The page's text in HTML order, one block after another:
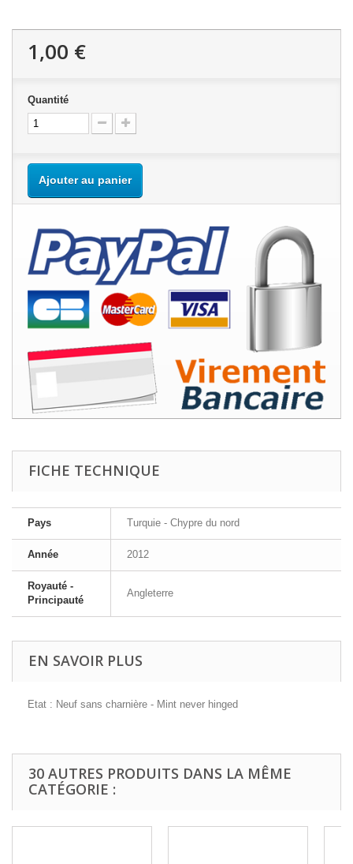
1,00 €
Quantité
Ajouter au panier
FICHE TECHNIQUE
Pays Turquie - Chypre du nord
Année 2012
Royauté -
Principauté
Angleterre
EN SAVOIR PLUS
Etat : Neuf sans charnière - Mint never hinged
30 AUTRES PRODUITS DANS LA MÊME
CATÉGORIE :